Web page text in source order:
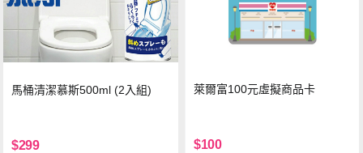
馬桶清潔慕斯500ml (2入組)
$299
萊爾富100元虛擬商品卡
$100